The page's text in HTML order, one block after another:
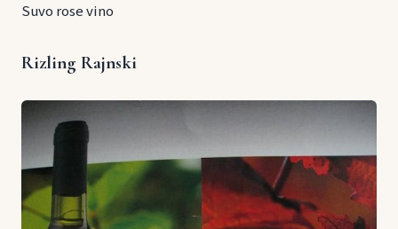
Suvo rose vino
Rizling Rajnski